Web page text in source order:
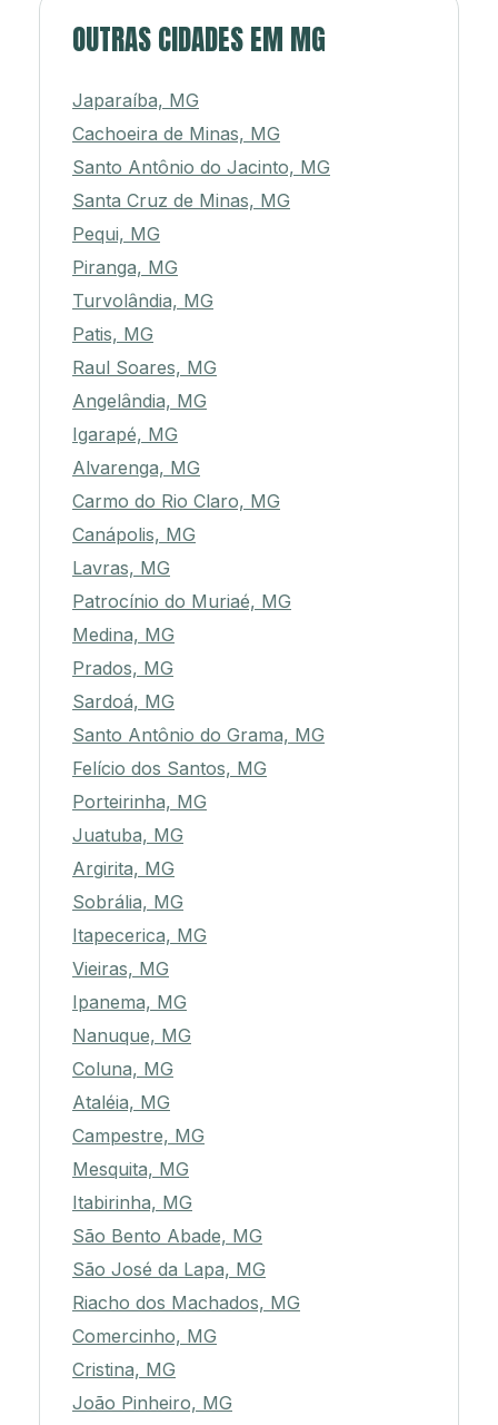
OUTRAS CIDADES EM MG
Japaraíba, MG
Cachoeira de Minas, MG
Santo Antônio do Jacinto, MG
Santa Cruz de Minas, MG
Pequi, MG
Piranga, MG
Turvolândia, MG
Patis, MG
Raul Soares, MG
Angelândia, MG
Igarapé, MG
Alvarenga, MG
Carmo do Rio Claro, MG
Canápolis, MG
Lavras, MG
Patrocínio do Muriaé, MG
Medina, MG
Prados, MG
Sardoá, MG
Santo Antônio do Grama, MG
Felício dos Santos, MG
Porteirinha, MG
Juatuba, MG
Argirita, MG
Sobrália, MG
Itapecerica, MG
Vieiras, MG
Ipanema, MG
Nanuque, MG
Coluna, MG
Ataléia, MG
Campestre, MG
Mesquita, MG
Itabirinha, MG
São Bento Abade, MG
São José da Lapa, MG
Riacho dos Machados, MG
Comercinho, MG
Cristina, MG
João Pinheiro, MG